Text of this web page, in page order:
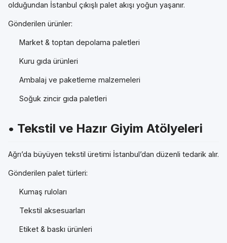
olduğundan İstanbul çıkışlı palet akışı yoğun yaşanır.
Gönderilen ürünler:
Market & toptan depolama paletleri
Kuru gıda ürünleri
Ambalaj ve paketleme malzemeleri
Soğuk zincir gıda paletleri
• Tekstil ve Hazır Giyim Atölyeleri
Ağrı’da büyüyen tekstil üretimi İstanbul’dan düzenli tedarik alır.
Gönderilen palet türleri:
Kumaş ruloları
Tekstil aksesuarları
Etiket & baskı ürünleri